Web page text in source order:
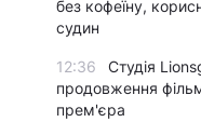
без кофеїну,
судин
12:36
Студія
продовження
прем'єра